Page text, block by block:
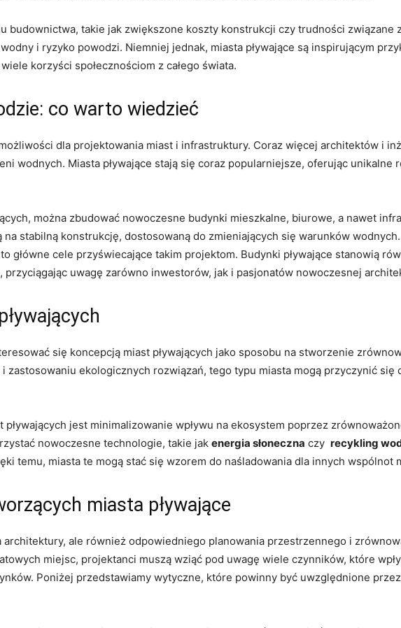
budownictwa,⁤ takie ‍jak zwiększone koszty konstrukcji czy trudności związane⁤
i‍ ryzyko powodzi.⁣ Niemniej jednak, miasta pływające są inspirującym
korzyści społecznościom z całego świata.
co ​warto wiedzieć
​dla projektowania miast i infrastruktury. Coraz⁢ więcej architektów i
wodnych.​ Miasta pływające stają się coraz popularniejsze, oferując unikalne
można zbudować nowoczesne‌ budynki mieszkalne, biurowe, a nawet
stabilną konstrukcję, dostosowaną do zmieniających się warunków
główne⁤ cele przyświecające takim‌ projektom. Budynki pływające stanowią
uwagę ⁣zarówno inwestorów, jak i pasjonatów nowoczesnej
się koncepcją miast pływających jako sposobu⁢ na ​stworzenie
zastosowaniu ekologicznych rozwiązań, tego‌ typu miasta mogą ⁤przyczynić⁣ się​
⁣jest⁤ minimalizowanie wpływu​ na ekosystem poprzez
nowoczesne technologie, takie ⁣jak energia słoneczna czy ⁤ recykling
temu, miasta te ⁣mogą ‌stać się ⁤wzorem do naśladowania dla innych⁢ wspólnot
miasta pływające
ale również⁤ odpowiedniego planowania przestrzennego i
miejsc,⁢ projektanci muszą wziąć pod uwagę wiele czynników, ⁤które
Poniżej‍ przedstawiamy ‍wytyczne, które⁤ powinny być uwzględnione